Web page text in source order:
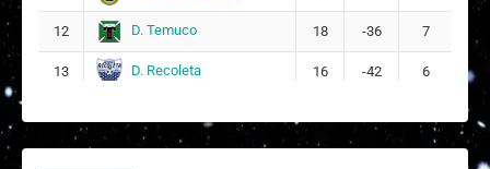
12 D. Temuco 18 -36 7
13 D. Recoleta 16 -42 6